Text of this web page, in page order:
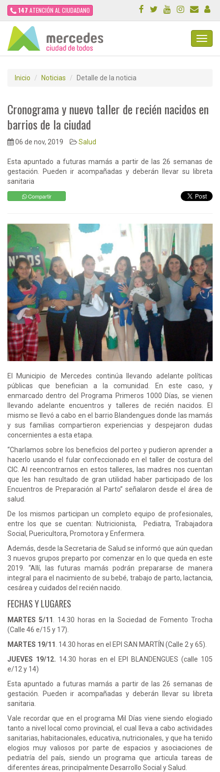
147 ATENCIÓN AL CIUDADANO
Inicio Noticias Detalle de la noticia
Cronograma y nuevo taller de recién nacidos en
barrios de la ciudad
06 de nov, 2019 Salud
Esta apuntado a futuras mamás a partir de las 26 semanas de
gestación. Pueden ir acompañadas y deberán llevar su libreta
sanitaria
Compartir
El Municipio de Mercedes continúa llevando adelante políticas
públicas que benefician a la comunidad. En este caso, y
enmarcado dentro del Programa Primeros 1000 Días, se vienen
llevando adelante encuentros y talleres de recién nacidos. El
mismo se llevó a cabo en el barrio Blandengues donde las mamás
y sus familias compartieron experiencias y despejaron dudas
concernientes a esta etapa.
“Charlamos sobre los beneficios del porteo y pudieron aprender a
hacerlo usando el fular confeccionado en el taller de costura del
CIC. Al reencontrarnos en estos talleres, las madres nos cuentan
que les han resultado de gran utilidad haber participado de los
Encuentros de Preparación al Parto” señalaron desde el área de
salud.
De los mismos participan un completo equipo de profesionales,
entre los que se cuentan: Nutricionista, Pediatra, Trabajadora
Social, Puericultora, Promotora y Enfermera.
Además, desde la Secretaria de Salud se informó que aún quedan
3 nuevos grupos preparto por comenzar en lo que queda en este
2019. “Allí, las futuras mamás podrán prepararse de manera
integral para el nacimiento de su bebé, trabajo de parto, lactancia,
cesárea y cuidados del recién nacido.
FECHAS Y LUGARES
MARTES 5/11
. 14.30 horas en la Sociedad de Fomento Trocha
(Calle 46 e/15 y 17).
MARTES 19/11
. 14.30 horas en el EPI SAN MARTÍN (Calle 2 y 65).
JUEVES 19/12. 14.30 horas en el EPI BLANDENGUES (calle 105
e/12 y 14)
Esta apuntado a futuras mamás a partir de las 26 semanas de
gestación. Pueden ir acompañadas y deberán llevar su libreta
sanitaria.
Vale recordar que en el programa Mil Días viene siendo elogiado
tanto a nivel local como provincial, el cual lleva a cabo actividades
sanitarias, habitacionales, educativa, nutricionales, y que ha tenido
elogios muy valiosos por parte de espacios y asociaciones de
pediatría del país, siendo un programa que articula tareas de
diferentes áreas, principalmente Desarrollo Social y Salud.